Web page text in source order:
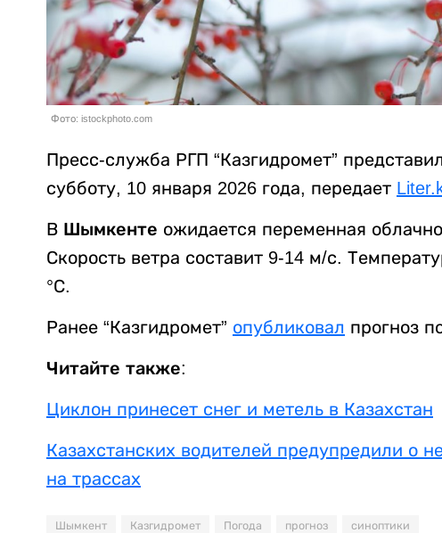
Фото: istockphoto.com
Пресс-служба РГП “Казгидромет”
субботу, 10 января 2026 года, передает
В Шымкенте ожидается переменная
Скорость ветра составит 9-14 м/с.
°С.
Ранее “Казгидромет” опубликовал прогноз
Читайте также:
Циклон принесет снег и метель в Казахстан
Казахстанских водителей предупредили о
на трассах
Шымкент Казгидромет Погода прогноз синоптики